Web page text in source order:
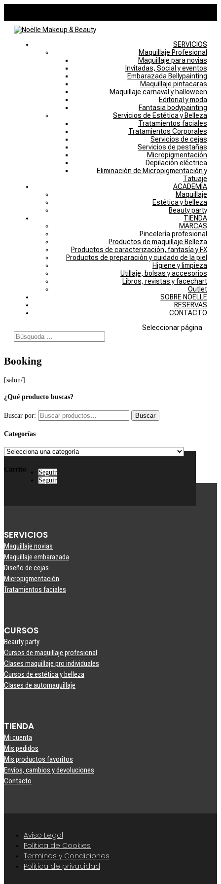
SERVICIOS
Maquillaje Profesional
Maquillaje para novias
Invitadas, Social y eventos
Embarazada Bellypainting
Maquillaje pintacaras
Maquillaje carnaval y halloween
Editorial y moda
Fantasia bodypainting
Servicios de Estética y Belleza
Tratamientos faciales
Tratamientos Corporales
Servicios de cejas
Servicios de pestañas
Micropigmentación
Depilación eléctrica
Eliminación de Micropigmentación y
Tatuaje
ACADEMIA
Maquillaje
Estética y belleza
Beauty party
TIENDA
MARCAS
Pincelería profesional
Productos de maquillaje Belleza
Productos de caracterización, fantasía y FX
Productos de preparación y cuidado de la piel
Higiene y limpieza
Utillaje, bolsas y accesorios
Libros, revistas y facechart
Outlet
SOBRE NOELLE
RESERVAS
CONTACTO
Seleccionar página
Booking
[salon/]
¿Qué producto buscas?
Buscar por: Buscar
Categorías
Carrito
Seguir
Seguir
SERVICIOS
Maquillaje novias
Maquillaje embarazada
Diseño de cejas
Micropigmentación
Tratamientos faciales
CURSOS
Beauty party
Cursos de maquillaje profesional
Clases maquillaje pro individuales
Cursos de estética y belleza
Clases de automaquillaje
TIENDA
Mi cuenta
Mis pedidos
Mis productos favoritos
Envíos, cambios y devoluciones
Contacto
Aviso Legal
Política de Cookies
Terminos y Condiciones
Política de privacidad